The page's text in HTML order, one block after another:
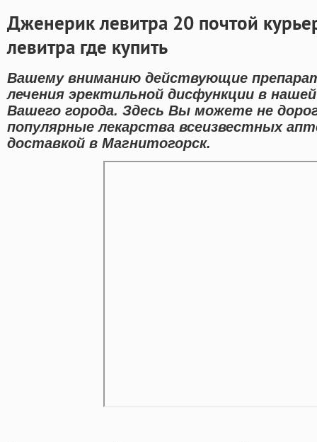
Дженерик левитра 20 почтой
левитра где купить
Вашему вниманию действующие
лечения эректильной дисфункции в
Вашего города. Здесь Вы можете не
популярные лекарства всеизвестных
доставкой в Магнитогорск.